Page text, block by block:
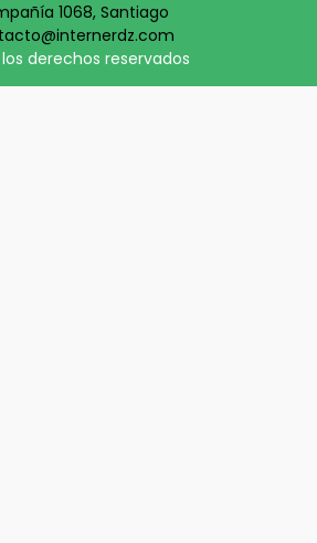
1068, Santiago
derechos reservados